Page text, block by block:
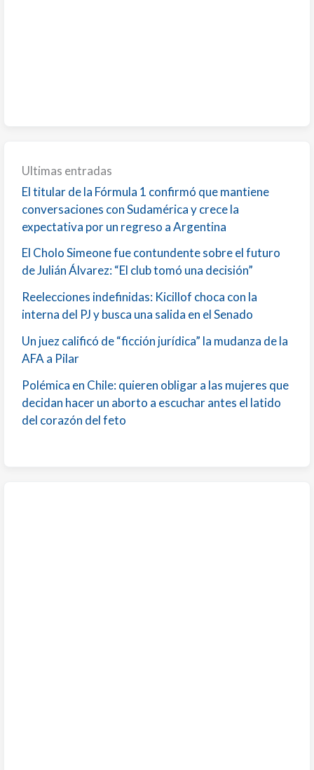
Ultimas entradas
El titular de la Fórmula 1 confirmó que mantiene
conversaciones con Sudamérica y crece la
expectativa por un regreso a Argentina
El Cholo Simeone fue contundente sobre el futuro
de Julián Álvarez: “El club tomó una decisión”
Reelecciones indefinidas: Kicillof choca con la
interna del PJ y busca una salida en el Senado
Un juez calificó de “ficción jurídica” la mudanza de la
AFA a Pilar
Polémica en Chile: quieren obligar a las mujeres que
decidan hacer un aborto a escuchar antes el latido
del corazón del feto